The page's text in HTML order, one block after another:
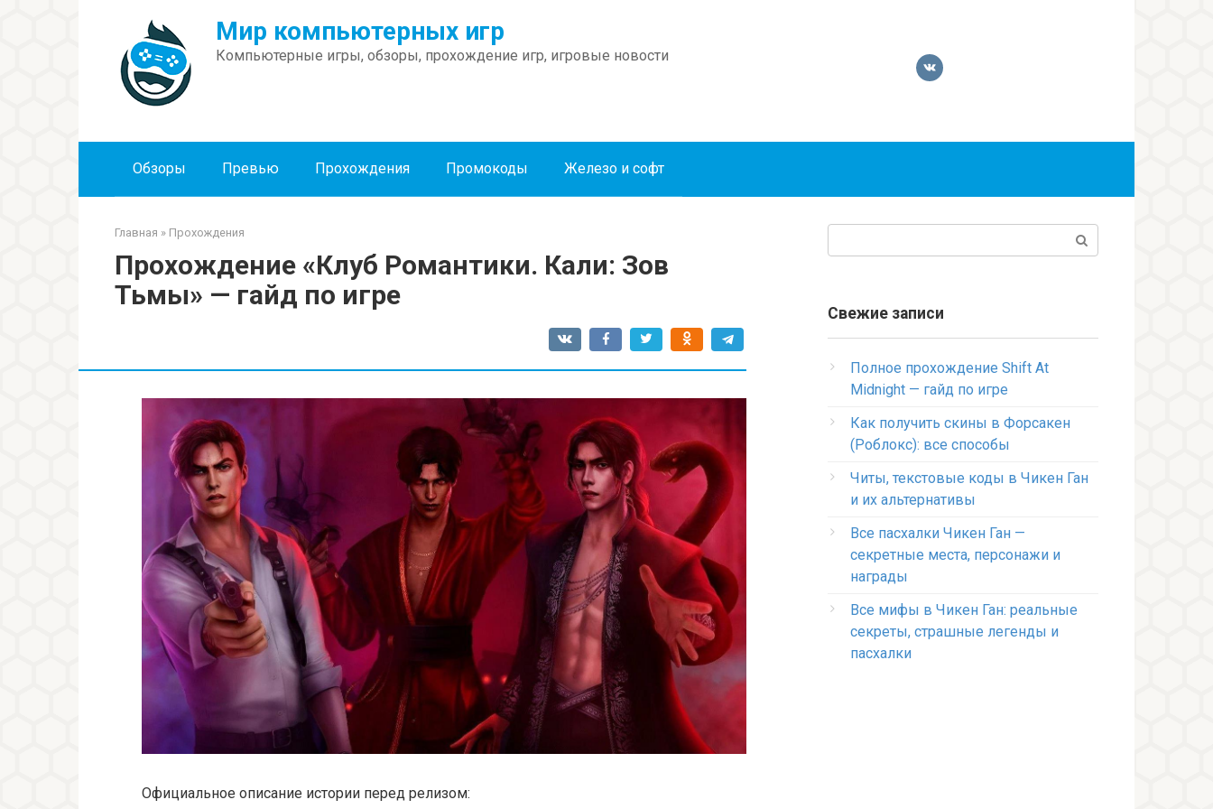
Мир компьютерных игр
Компьютерные игры, обзоры, прохождение игр, игровые новости
Обзоры Превью Прохождения Промокоды Железо и софт
Главная » Прохождения
Прохождение «Клуб Романтики. Кали: Зов
Тьмы» — гайд по игре
Официальное описание истории перед релизом:
Свежие записи
Полное прохождение Shift At
Midnight — гайд по игре
Как получить скины в Форсакен
(Роблокс): все способы
Читы, текстовые коды в Чикен Ган
и их альтернативы
Все пасхалки Чикен Ган —
секретные места, персонажи и
награды
Все мифы в Чикен Ган: реальные
секреты, страшные легенды и
пасхалки